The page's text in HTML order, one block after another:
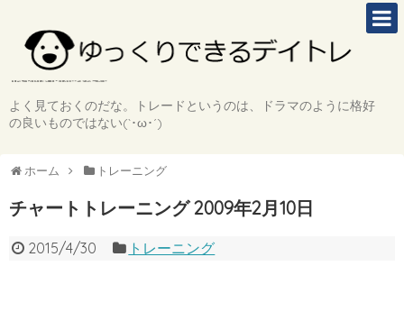
よく見ておくのだな。トレードというのは、ドラマのように格好
の良いものではない(`･ω･´)
ホーム トレーニング
チャートトレーニング 2009年2月10日
2015/4/30 トレーニング